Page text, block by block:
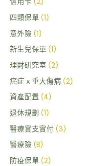
信用卡 (2)
四類保單 (1)
意外險 (1)
新生兒保單 (1)
理財研究室 (2)
癌症 x 重大傷病 (2)
資產配置 (4)
退休規劃 (1)
醫療實支實付 (3)
醫療險 (8)
防疫保單 (2)